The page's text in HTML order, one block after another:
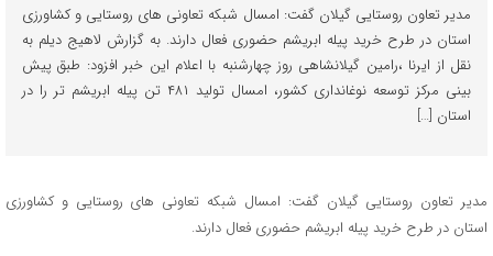
مدیر تعاون روستایی گیلان گفت: امسال شبکه تعاونی های روستایی و کشاورزی
استان در طرح خرید پیله ابریشم حضوری فعال دارند. به گزارش لاهیج دیلم به
نقل از ایرنا ،رامین گیلانشاهی روز چهارشنبه با اعلام این خبر افزود: طبق پیش
بینی مرکز توسعه نوغانداری کشور، امسال تولید ۴۸۱ تن پیله ابریشم تر را در
استان […]
مدیر تعاون روستایی گیلان گفت: امسال شبکه تعاونی های روستایی و کشاورزی
استان در طرح خرید پیله ابریشم حضوری فعال دارند.